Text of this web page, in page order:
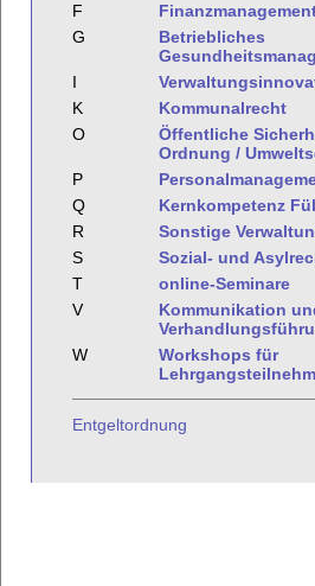
F
G
Betriebliches
I
K
Kommunalrecht
O
Öffentliche
Ordnung /
P
Q
Kernkompetenz
R
Sonstige
S
Sozial- und
T
online-Seminare
V
Kommunikation
W
Workshops für
Entgeltordnung